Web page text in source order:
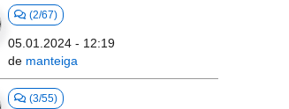
(2/67)
05.01.2024 - 12:19
de manteiga
(3/55)